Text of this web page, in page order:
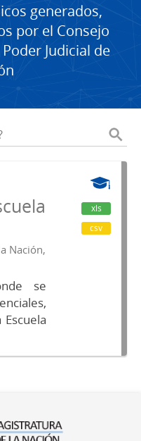
generados,
por el Consejo
Judicial de
Nación,
se
xls
csv